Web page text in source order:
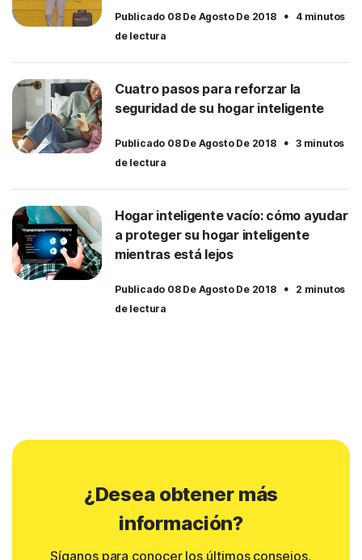
Publicado 08 De Agosto De 2018 ·
4 minutos
de lectura
Cuatro pasos para reforzar la
seguridad de su hogar inteligente
Publicado 08 De Agosto De 2018 ·
3 minutos
de lectura
Hogar inteligente vacío: cómo ayudar
a proteger su hogar inteligente
mientras está lejos
Publicado 08 De Agosto De 2018 ·
2 minutos
de lectura
¿Desea obtener más
información?
Síganos para conocer los últimos consejos,